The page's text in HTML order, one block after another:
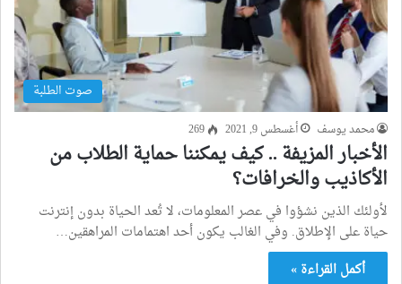
صوت الطلبة
محمد يوسف أغسطس 9, 2021 269
الأخبار المزيفة .. كيف يمكننا حماية الطلاب من
الأكاذيب والخرافات؟
لأولئك الذين نشؤوا في عصر المعلومات، لا تُعد الحياة بدون إنترنت
حياة على الإطلاق. وفي الغالب يكون أحد اهتمامات المراهقين…
أكمل القراءة »